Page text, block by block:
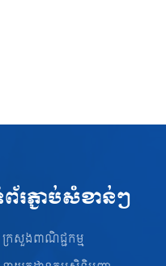
រភ្ជាប់សំខាន់ៗ
ក្រសួងពាណិជ្ជកម្ម